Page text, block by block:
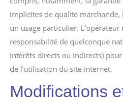
implicites de qualité marchande,
un usage particulier. L’opérateur
responsabilité de quelconque
intérêts directs ou indirects)
de l’utilisation du site internet.
Modifications